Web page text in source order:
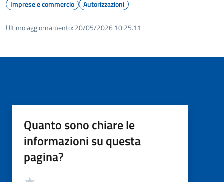
Imprese e commercio Autorizzazioni
Ultimo aggiornamento: 20/05/2026 10:25.11
Quanto sono chiare le
informazioni su questa
pagina?
Valutazione